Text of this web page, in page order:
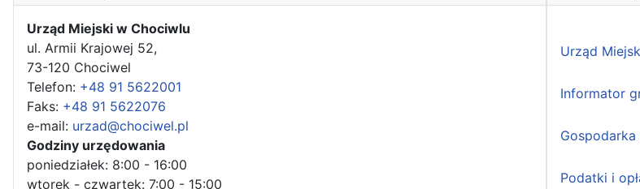
Urząd Miejski w Chociwlu
ul. Armii Krajowej 52,
73-120 Chociwel
Telefon: +48 91 5622001
Faks: +48 91 5622076
e-mail: urzad@chociwel.pl
Godziny urzędowania
poniedziałek: 8:00 - 16:00
wtorek - czwartek: 7:00 - 15:00
Urząd
Informator
Podatki i